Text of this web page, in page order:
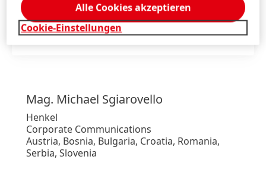
Zu meiner Sammlung hinzufügen
Mag. Michael Sgiarovello
Henkel
Corporate Communications
Austria, Bosnia, Bulgaria, Croatia, Romania,
Serbia, Slovenia
Cookie-Einstellungen
Alle Cookies akzeptieren